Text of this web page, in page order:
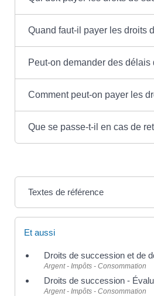
Quand faut-il payer les droits
Peut-on demander des délais
Comment peut-on payer les
Que se passe-t-il en cas de
Textes de référence
Et aussi
Droits de succession et de
Argent - Impôts - Consommation
Droits de succession -
Argent - Impôts - Consommation